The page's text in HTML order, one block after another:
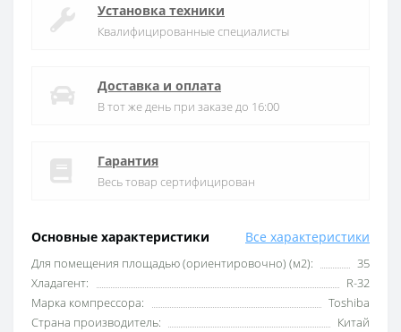
Основные характеристики Все характеристики
Для помещения площадью (ориентировочно) (м2):
35
Хладагент:
R-32
Марка компрессора:
Toshiba
Страна производитель:
Китай
Установка техники
Квалифицированные специалисты
Доставка и оплата
В тот же день при заказе до 16:00
Гарантия
Весь товар сертифицирован